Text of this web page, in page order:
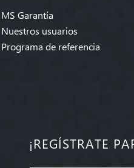
MS Garantía
Nuestros usuarios
Programa de referencia
¡REGÍSTRATE